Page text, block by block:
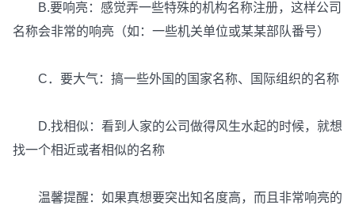
B.要响亮：感觉弄一些特殊的机构名称注册，这样公司
名称会非常的响亮（如：一些机关单位或某某部队番号）
C．要大气：搞一些外国的国家名称、国际组织的名称
D.找相似：看到人家的公司做得风生水起的时候，就想
找一个相近或者相似的名称
温馨提醒：如果真想要突出知名度高，而且非常响亮的